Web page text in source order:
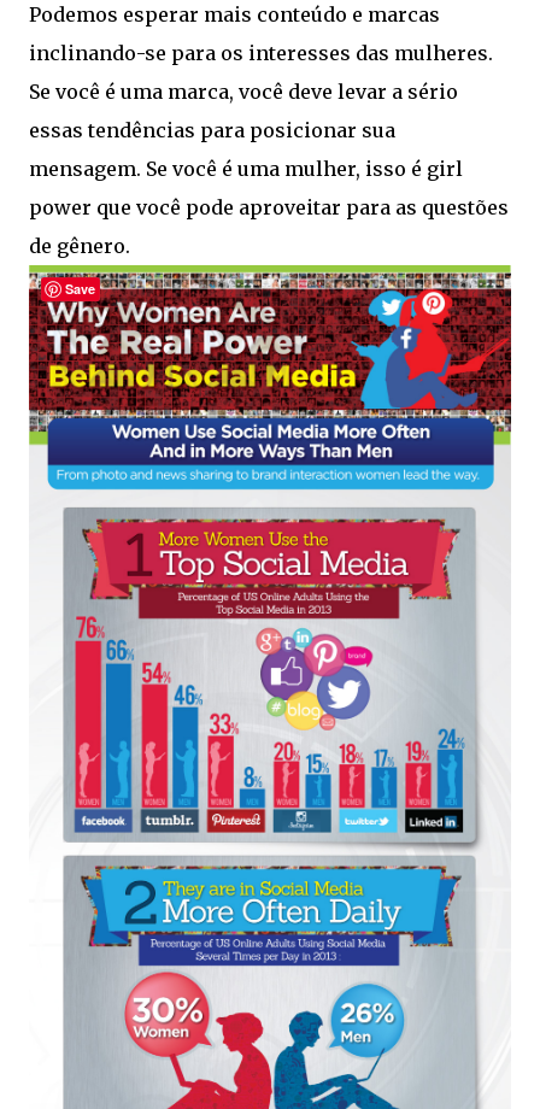
Podemos esperar mais conteúdo e marcas
inclinando-se para os interesses das mulheres.
Se você é uma marca, você deve levar a sério
essas tendências para posicionar sua
mensagem. Se você é uma mulher, isso é girl
power que você pode aproveitar para as questões
de gênero.
Save